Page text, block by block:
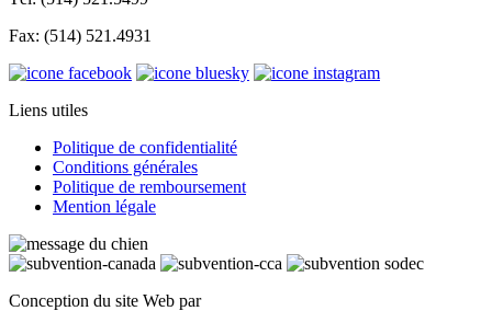
Fax: (514) 521.4931
Liens utiles
Politique de confidentialité
Conditions générales
Politique de remboursement
Mention légale
Conception du site Web par